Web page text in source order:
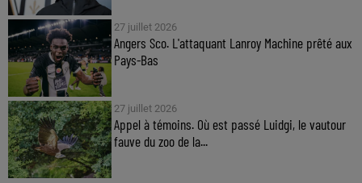
27 juillet 2026
Angers Sco. L'attaquant Lanroy Machine prêté aux
Pays-Bas
27 juillet 2026
Appel à témoins. Où est passé Luidgi, le vautour
fauve du zoo de la...